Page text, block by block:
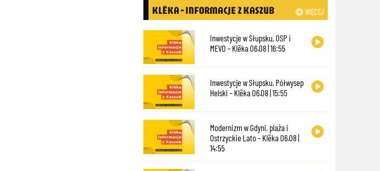
WIĘCEJ
KLËKA - INFORMACJE Z KASZUB
Inwestycje w Słupsku, OSP i
MEVO – Klëka 06.08 | 16:55
Inwestycje w Słupsku, Półwysep
Helski – Klëka 06.08 | 15:55
Modernizm w Gdyni, plaża i
Ostrzyckie Lato – Klëka 06.08 |
14:55